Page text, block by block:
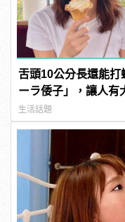
舌頭10公分長還能
ーラ倭子」，讓人
型男
生活話題